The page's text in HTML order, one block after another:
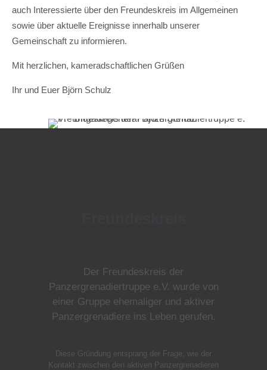
auch Interessierte über den Freundeskreis im Allgemeinen
sowie über aktuelle Ereignisse innerhalb unserer
Gemeinschaft zu informieren.
Mit herzlichen, kameradschaftlichen Grüßen
Ihr und Euer Björn Schulz
Der Freundeskreis der
Panzergrenadiertruppe e.V. wurde von
einer Gruppe ehemaliger und aktiver
Panzergrenadiere ins Leben gerufen.
Diese Gründung entsprang der Frage, wie der
Kontakt zwischen den aktiven Panzergrenadieren